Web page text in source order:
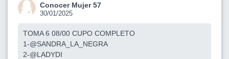
Conocer Mujer 57
30/01/2025
TOMA 6 08/00 CUPO COMPLETO
1-@SANDRA_LA_NEGRA
2-@LADYDI